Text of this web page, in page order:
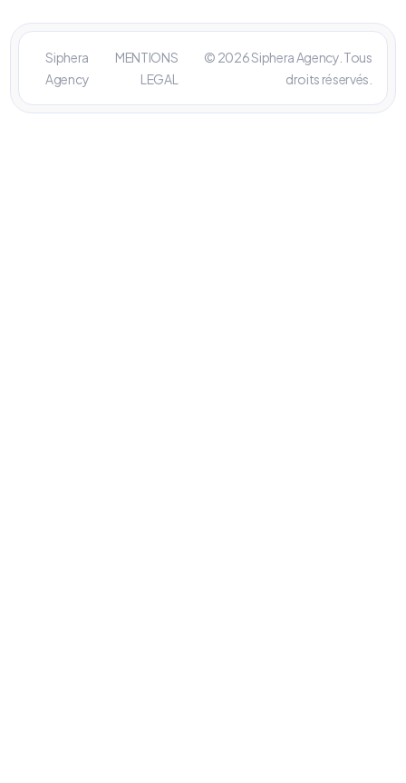
Siphera
Agency
MENTIONS
LEGAL
© 2026 Siphera Agency. Tous
droits réservés.